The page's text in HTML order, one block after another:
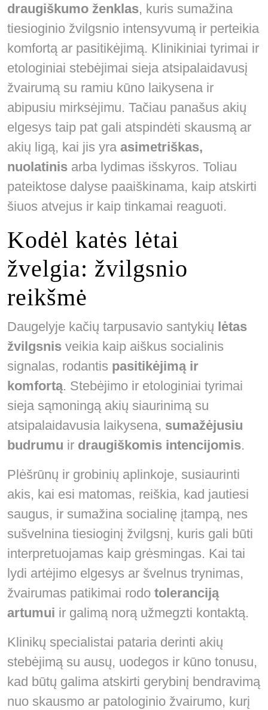
draugiškumo ženklas, kuris sumažina
tiesioginio žvilgsnio intensyvumą ir perteikia
komfortą ar pasitikėjimą. Klinikiniai tyrimai ir
etologiniai stebėjimai sieja atsipalaidavusį
žvairumą su ramiu kūno laikysena ir
abipusiu mirksėjimu. Tačiau panašus akių
elgesys taip pat gali atspindėti skausmą ar
akių ligą, kai jis yra asimetriškas,
nuolatinis arba lydimas išskyros. Toliau
pateiktose dalyse paaiškinama, kaip atskirti
šiuos atvejus ir kaip tinkamai reaguoti.
Kodėl katės lėtai
žvelgia: žvilgsnio
reikšmė
Daugelyje kačių tarpusavio santykių lėtas
žvilgsnis veikia kaip aiškus socialinis
signalas, rodantis pasitikėjimą ir
komfortą. Stebėjimo ir etologiniai tyrimai
sieja sąmoningą akių siaurinimą su
atsipalaidavusia laikysena, sumažėjusiu
budrumu ir draugiškomis intencijomis.
Plėšrūnų ir grobinių aplinkoje, susiaurinti
akis, kai esi matomas, reiškia, kad jautiesi
saugus, ir sumažina socialinę įtampą, nes
sušvelnina tiesioginį žvilgsnį, kuris gali būti
interpretuojamas kaip grėsmingas. Kai tai
lydi artėjimo elgesys ar švelnus trynimas,
žvairumas patikimai rodo toleranciją
artumui ir galimą norą užmegzti kontaktą.
Klinikų specialistai pataria derinti akių
stebėjimą su ausų, uodegos ir kūno tonusu,
kad būtų galima atskirti gerybinį bendravimą
nuo skausmo ar patologinio žvairumo, kurį